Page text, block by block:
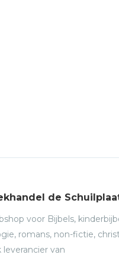
de
voor Bijbels,
romans, non-fictie,
van